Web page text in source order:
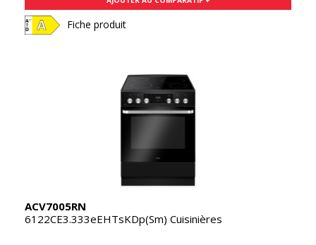
Fiche produit
ACV7005RN
6122CE3.333eEHTsKDp(Sm) Cuisinières